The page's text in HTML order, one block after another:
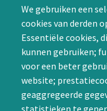
We gebruiken een
cookies van derden
Essentiële cookies,
kunnen gebruiken;
voor een beter
website;
geaggregeerde
Achternaam (optioneel)
CAPTCHA